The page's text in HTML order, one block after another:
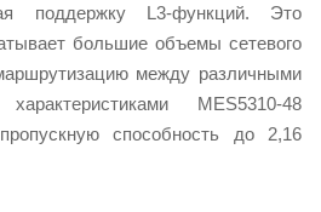
поддержку L3-функций. Это
большие объемы сетевого
между различными
MES5310-48
способность до 2,16